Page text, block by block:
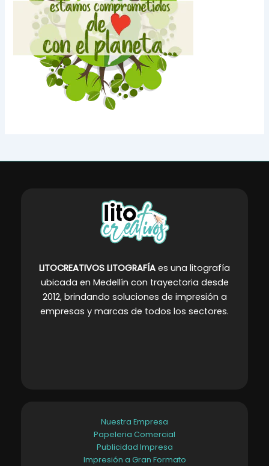
LITOCREATIVOS LITOGRAFÍA es una litografía
ubicada en Medellín con trayectoria desde
2012, brindando soluciones de impresión a
empresas y marcas de todos los sectores.
Nuestra Empresa
Papeleria Comercial
Publicidad Impresa
Impresión a Gran Formato